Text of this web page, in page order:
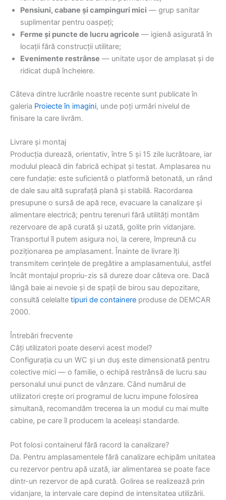
Pensiuni, cabane și campinguri mici — grup sanitar
suplimentar pentru oaspeți;
Ferme și puncte de lucru agricole — igienă asigurată în
locații fără construcții utilitare;
Evenimente restrânse — unitate ușor de amplasat și de
ridicat după încheiere.
Câteva dintre lucrările noastre recente sunt publicate în
galeria Proiecte în imagini, unde poți urmări nivelul de
finisare la care livrăm.
Livrare și montaj
Producția durează, orientativ, între 5 și 15 zile lucrătoare, iar
modulul pleacă din fabrică echipat și testat. Amplasarea nu
cere fundație: este suficientă o platformă betonată, un rând
de dale sau altă suprafață plană și stabilă. Racordarea
presupune o sursă de apă rece, evacuare la canalizare și
alimentare electrică; pentru terenuri fără utilități montăm
rezervoare de apă curată și uzată, golite prin vidanjare.
Transportul îl putem asigura noi, la cerere, împreună cu
poziționarea pe amplasament. Înainte de livrare îți
transmitem cerințele de pregătire a amplasamentului, astfel
încât montajul propriu-zis să dureze doar câteva ore. Dacă
lângă baie ai nevoie și de spații de birou sau depozitare,
consultă celelalte tipuri de containere produse de DEMCAR
2000.
Întrebări frecvente
Câți utilizatori poate deservi acest model?
Configurația cu un WC și un duș este dimensionată pentru
colective mici — o familie, o echipă restrânsă de lucru sau
personalul unui punct de vânzare. Când numărul de
utilizatori crește ori programul de lucru impune folosirea
simultană, recomandăm trecerea la un modul cu mai multe
cabine, pe care îl producem la aceleași standarde.
Pot folosi containerul fără racord la canalizare?
Da. Pentru amplasamentele fără canalizare echipăm unitatea
cu rezervor pentru apă uzată, iar alimentarea se poate face
dintr-un rezervor de apă curată. Golirea se realizează prin
vidanjare, la intervale care depind de intensitatea utilizării.